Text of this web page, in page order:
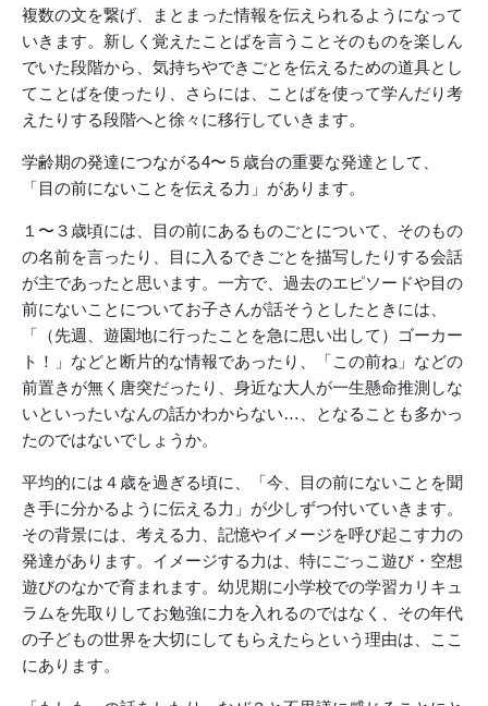
複数の文を繋げ、まとまった情報を伝えられるようになって
いきます。新しく覚えたことばを言うことそのものを楽しん
でいた段階から、気持ちやできごとを伝えるための道具とし
てことばを使ったり、さらには、ことばを使って学んだり考
えたりする段階へと徐々に移行していきます。
学齢期の発達につながる4〜５歳台の重要な発達として、
「目の前にないことを伝える力」があります。
１〜３歳頃には、目の前にあるものごとについて、そのもの
の名前を言ったり、目に入るできごとを描写したりする会話
が主であったと思います。一方で、過去のエピソードや目の
前にないことについてお子さんが話そうとしたときには、
「（先週、遊園地に行ったことを急に思い出して）ゴーカー
ト！」などと断片的な情報であったり、「この前ね」などの
前置きが無く唐突だったり、身近な大人が一生懸命推測しな
いといったいなんの話かわからない…、となることも多かっ
たのではないでしょうか。
平均的には４歳を過ぎる頃に、「今、目の前にないことを聞
き手に分かるように伝える力」が少しずつ付いていきます。
その背景には、考える力、記憶やイメージを呼び起こす力の
発達があります。イメージする力は、特にごっこ遊び・空想
遊びのなかで育まれます。幼児期に小学校での学習カリキュ
ラムを先取りしてお勉強に力を入れるのではなく、その年代
の子どもの世界を大切にしてもらえたらという理由は、ここ
にあります。